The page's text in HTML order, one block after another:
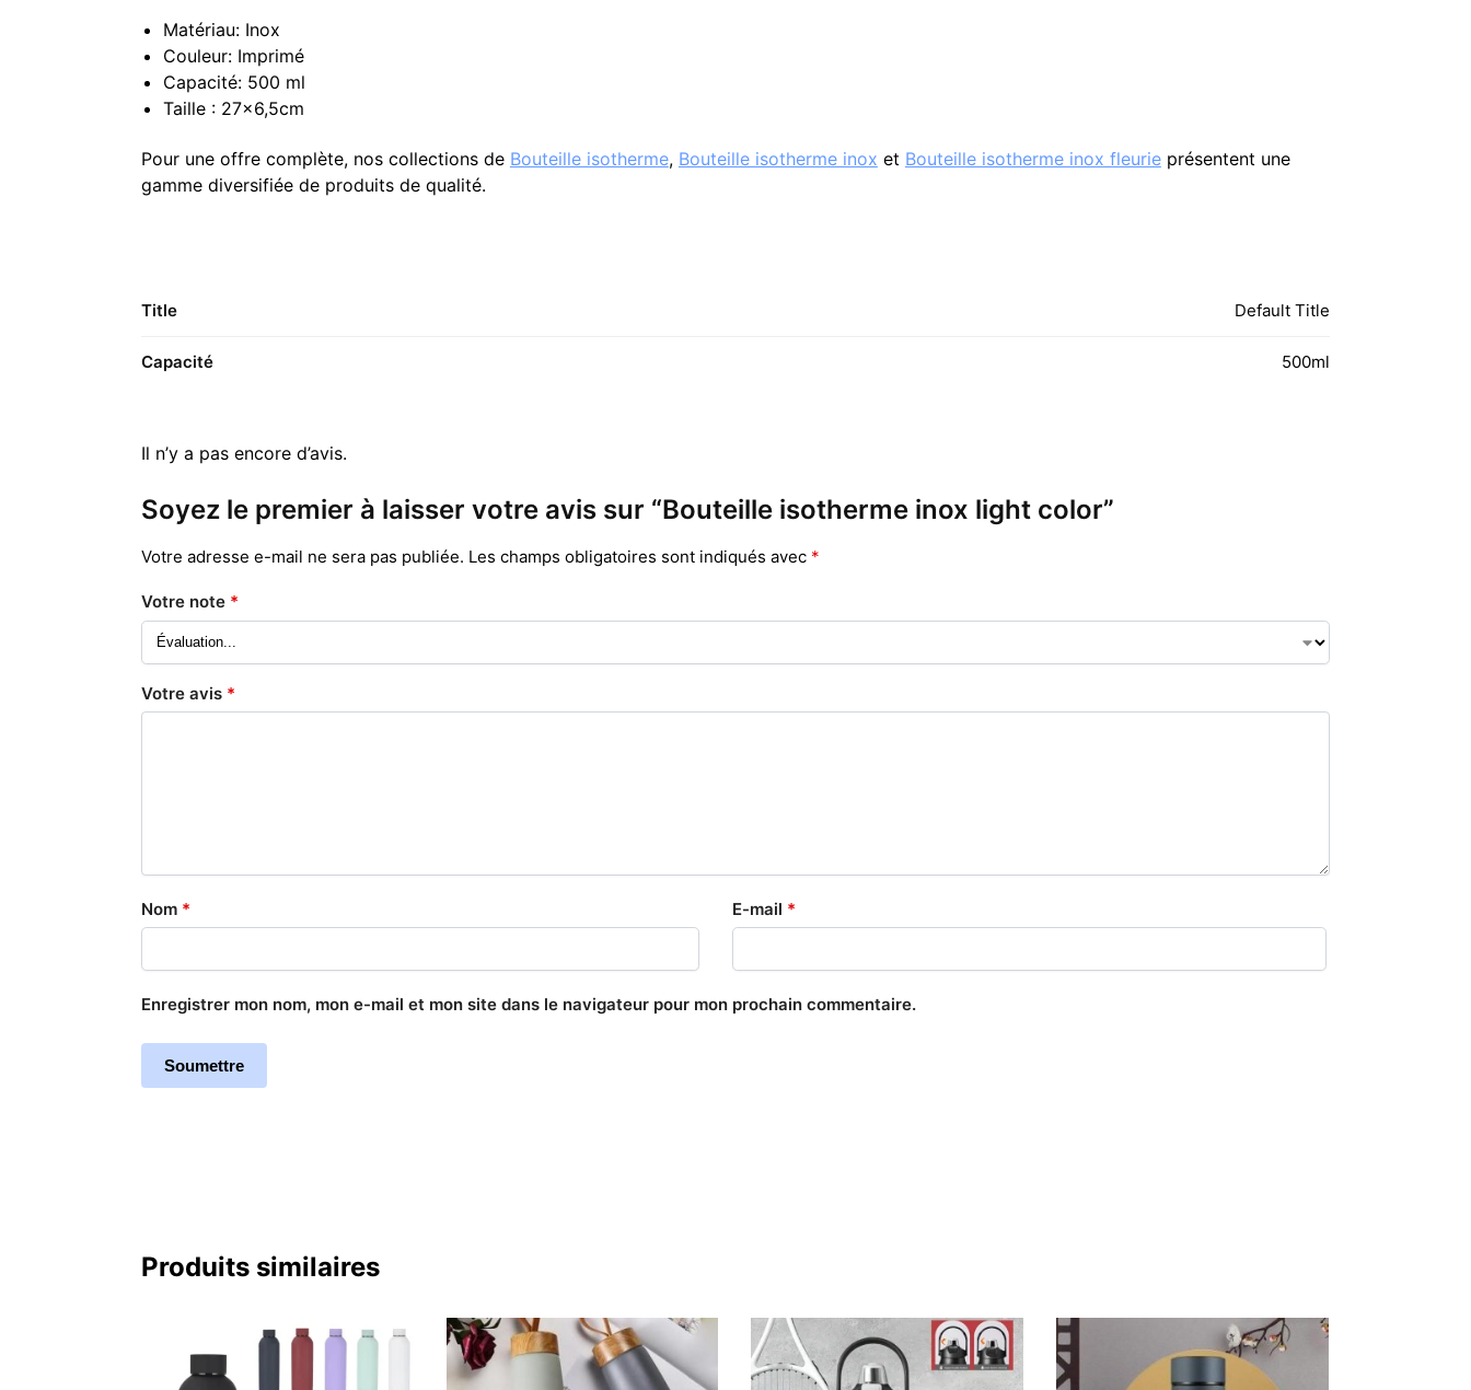
Matériau: Inox
Couleur: Imprimé
Capacité: 500 ml
Taille : 27×6,5cm
Pour une offre complète, nos collections de Bouteille isotherme, Bouteille isotherme inox et Bouteille isotherme inox fleurieprésentent une
gamme diversifiée de produits de qualité.
Title Default Title
Capacité 500ml
Il n’y a pas encore d’avis.
Soyez le premier à laisser votre avis sur “Bouteille isotherme inox light color”
Votre adresse e-mail ne sera pas publiée. Les champs obligatoires sont indiqués avec *
Votre note *
Votre avis *
Nom * E-mail *
Enregistrer mon nom, mon e-mail et mon site dans le navigateur pour mon prochain commentaire.
Produits similaires